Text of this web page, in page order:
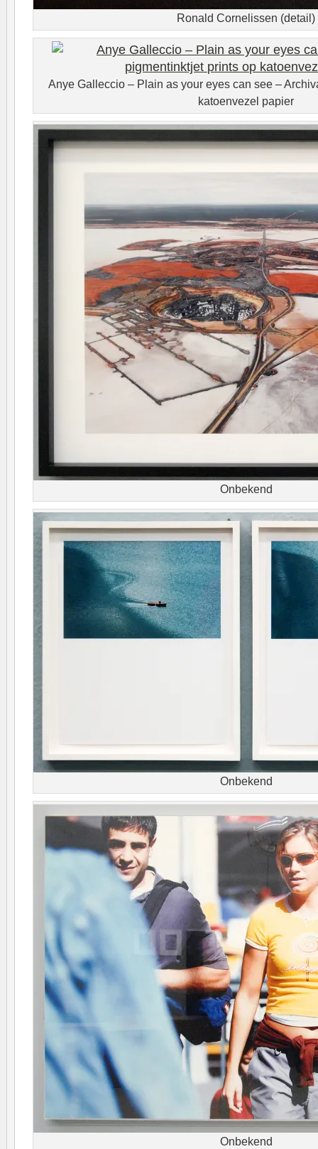
Ronald Cornelissen (detail)
Anye Galleccio – Plain as your eyes can see –
katoenvezel papier
Onbekend
Onbekend
Onbekend